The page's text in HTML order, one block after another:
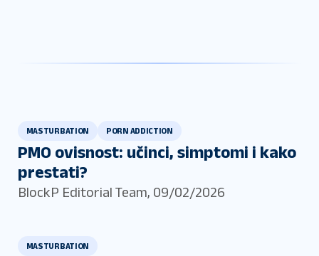
MASTURBATION PORN ADDICTION
PMO ovisnost: učinci, simptomi i kako
prestati?
BlockP Editorial Team, 09/02/2026
MASTURBATION